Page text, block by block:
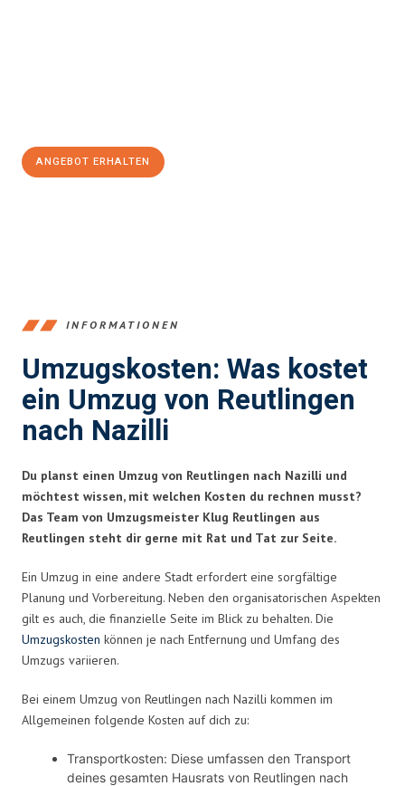
ANGEBOT ERHALTEN
INFORMATIONEN
Umzugskosten: Was kostet
ein Umzug von Reutlingen
nach Nazilli
Du planst einen Umzug von Reutlingen nach Nazilli und
möchtest wissen, mit welchen Kosten du rechnen musst?
Das Team von Umzugsmeister Klug Reutlingen aus
Reutlingen steht dir gerne mit Rat und Tat zur Seite.
Ein Umzug in eine andere Stadt erfordert eine sorgfältige
Planung und Vorbereitung. Neben den organisatorischen Aspekten
gilt es auch, die finanzielle Seite im Blick zu behalten. Die
Umzugskosten können je nach Entfernung und Umfang des
Umzugs variieren.
Bei einem Umzug von Reutlingen nach Nazilli kommen im
Allgemeinen folgende Kosten auf dich zu:
Transportkosten: Diese umfassen den Transport
deines gesamten Hausrats von Reutlingen nach